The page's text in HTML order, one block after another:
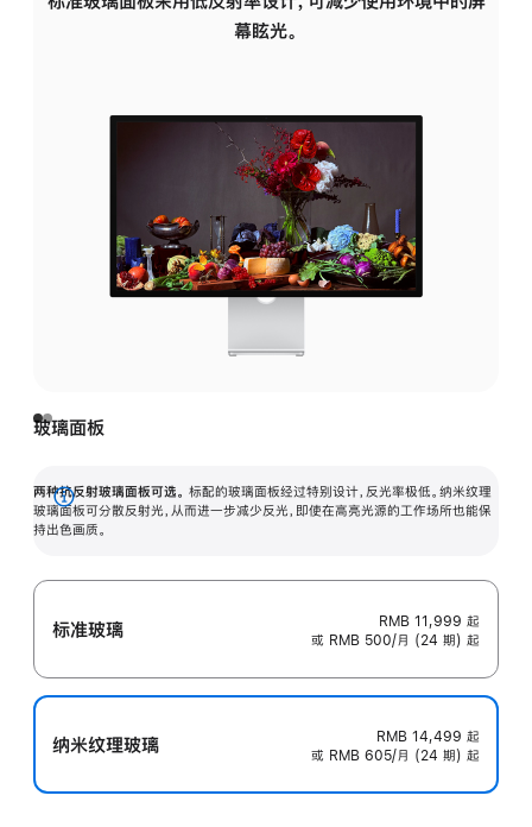
幕眩光。
玻璃面板
两种抗反射玻璃面板可选。 标配的玻璃面板经过特别设计，反光率极低。纳米纹理
玻璃面板可分散反射光，从而进一步减少反光，即使在高亮光源的工作场所也能保
持出色画质。
展
开
标准玻璃 RMB 11,999 起
或 RMB 500/月 (24 期) 起
纳米纹理玻璃 RMB 14,499 起
或 RMB 605/月 (24 期) 起